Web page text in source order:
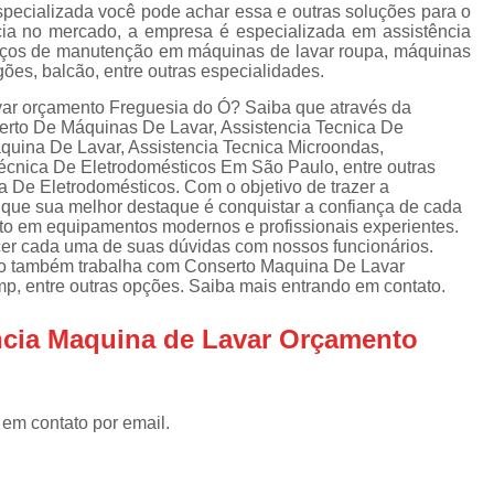
Assistencia Tecnica Refrigerador
Assistencia Tecnica
Assistencia Tecnica Refrigerador Electrolux
Refrigerador Assistencia Tecnica
Assistencia Tecnica Lavadora Secadora
Assistencia Tecnica Maquina Secadora de
Assistencia Tecnica
Assistencia Tecnica Samsung
Assistencia Tecnica Secadora Enxuta
você pode achar essa e outras soluções para o
no mercado, a empresa é especializada em assistência
de manutenção em máquinas de lavar roupa, máquinas
balcão, entre outras especialidades.
orçamento Freguesia do Ó? Saiba que através da
De Máquinas De Lavar, Assistencia Tecnica De
De Lavar, Assistencia Tecnica Microondas,
De Eletrodomésticos Em São Paulo, entre outras
Eletrodomésticos. Com o objetivo de trazer a
sua melhor destaque é conquistar a confiança de cada
em equipamentos modernos e profissionais experientes.
cada uma de suas dúvidas com nossos funcionários.
trabalha com Conserto Maquina De Lavar
entre outras opções. Saiba mais entrando em contato.
Maquina de Lavar Orçamento
contato por email.